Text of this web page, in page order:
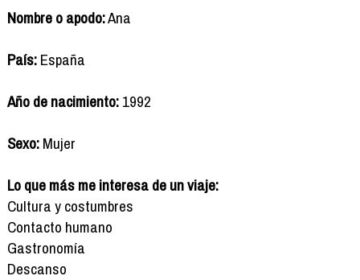
Nombre o apodo:Ana
País:España
Año de nacimiento:1992
Sexo:Mujer
Lo que más me interesa de un viaje:
Cultura y costumbres
Contacto humano
Gastronomía
Descanso